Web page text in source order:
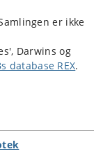
er ikke
Darwins og
database REX.